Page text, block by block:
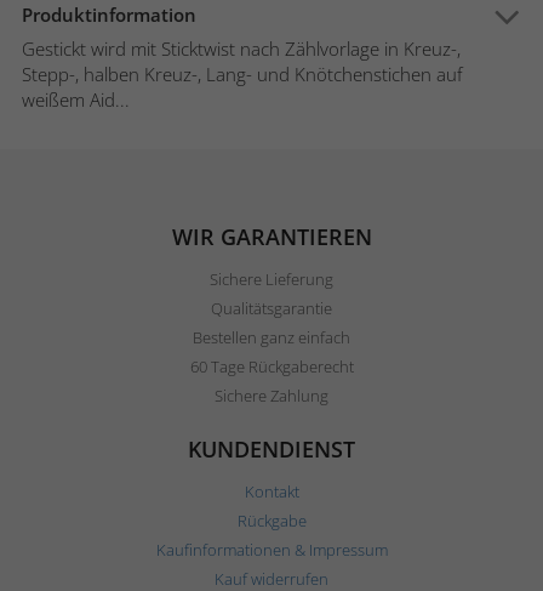
Produktinformation
Gestickt wird mit Sticktwist nach Zählvorlage in Kreuz-,
Stepp-, halben Kreuz-, Lang- und Knötchenstichen auf
weißem Aid...
WIR GARANTIEREN
Sichere Lieferung
Qualitätsgarantie
Bestellen ganz einfach
60 Tage Rückgaberecht
Sichere Zahlung
KUNDENDIENST
Kontakt
Rückgabe
Kaufinformationen & Impressum
Kauf widerrufen